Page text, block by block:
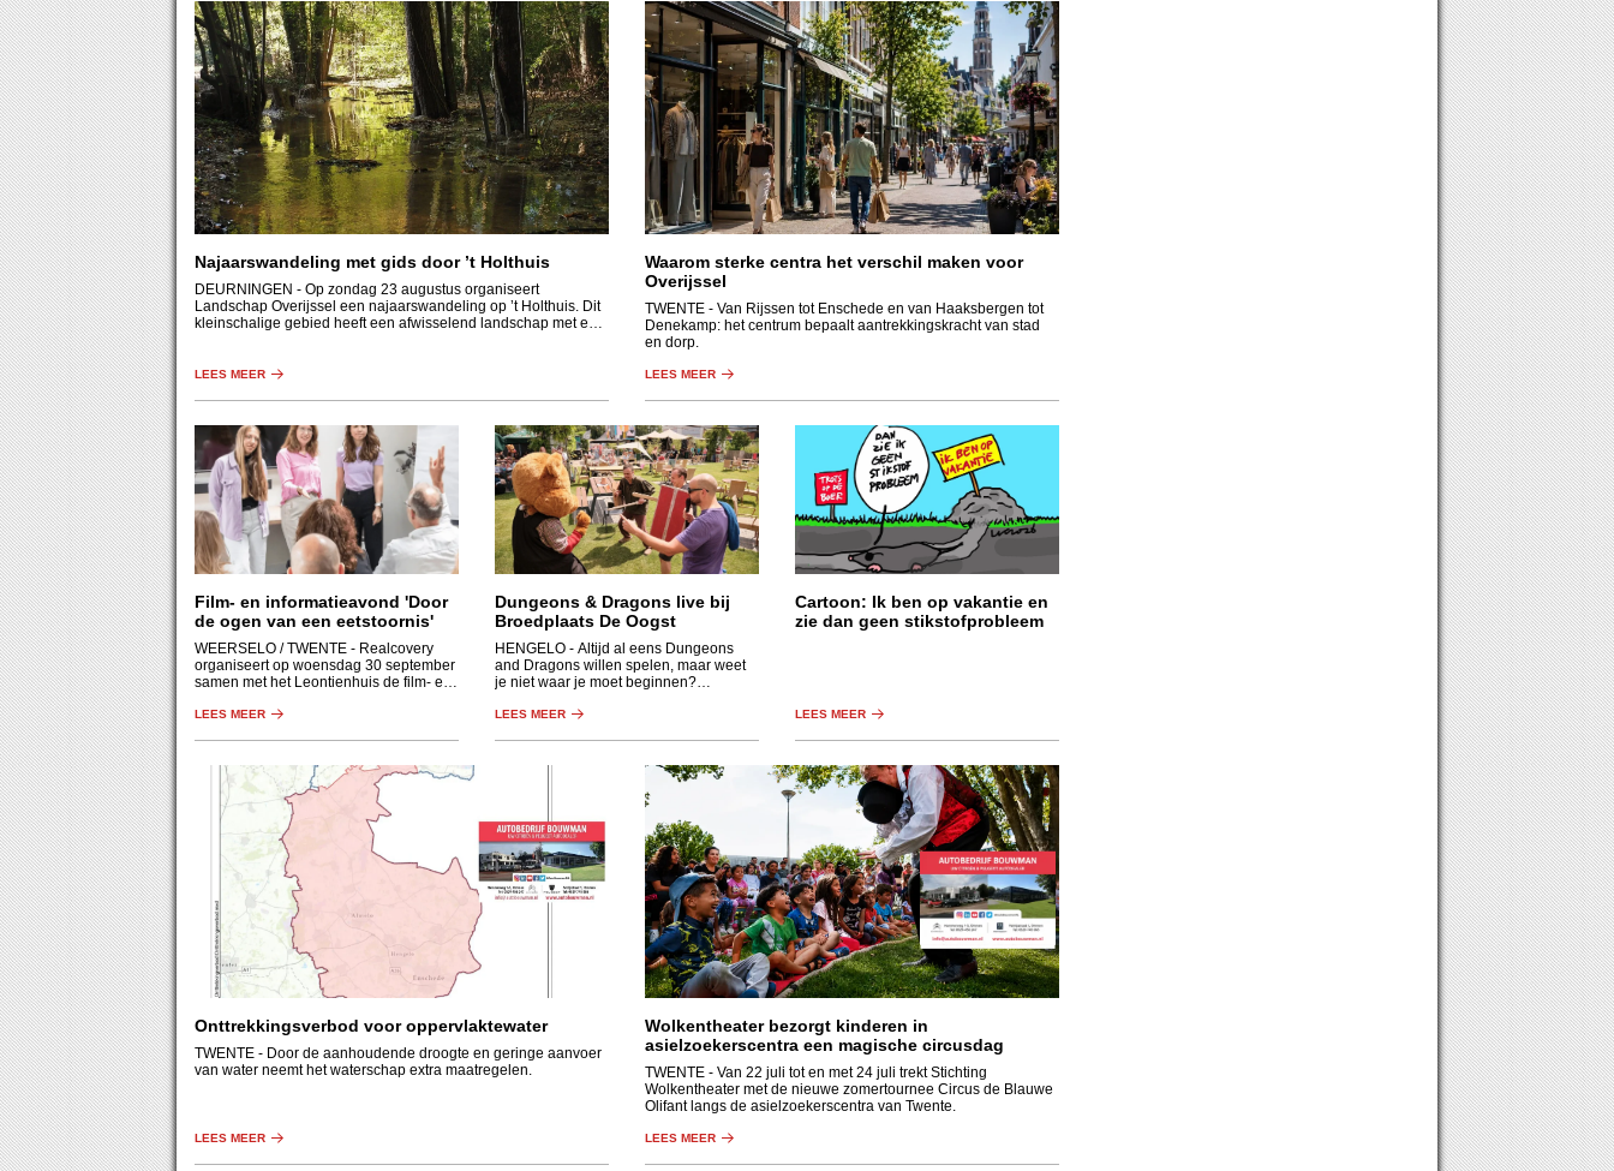
Najaarswandeling met gids door ’t Holthuis
DEURNINGEN - Op zondag 23 augustus organiseert
Landschap Overijssel een najaarswandeling op ’t Holthuis. Dit
kleinschalige gebied heeft een afwisselend landschap met een
LEES MEER
Waarom sterke centra het verschil maken voor
Overijssel
TWENTE - Van Rijssen tot Enschede en van Haaksbergen tot
Denekamp: het centrum bepaalt aantrekkingskracht van stad
en dorp.
LEES MEER
Film- en informatieavond 'Door
de ogen van een eetstoornis'
WEERSELO / TWENTE - Realcovery
organiseert op woensdag 30 september
samen met het Leontienhuis de film- en
iemand met een eetstoornis.
LEES MEER
Dungeons & Dragons live bij
Broedplaats De Oogst
HENGELO - Altijd al eens Dungeons
and Dragons willen spelen, maar weet
je niet waar je moet beginnen?
is er een nieuwe editie op Oogst.
LEES MEER
Cartoon: Ik ben op vakantie en
zie dan geen stikstofprobleem
LEES MEER
Onttrekkingsverbod voor oppervlaktewater
TWENTE - Door de aanhoudende droogte en geringe aanvoer
van water neemt het waterschap extra maatregelen.
LEES MEER
Wolkentheater bezorgt kinderen in
asielzoekerscentra een magische circusdag
TWENTE - Van 22 juli tot en met 24 juli trekt Stichting
Wolkentheater met de nieuwe zomertournee Circus de Blauwe
Olifant langs de asielzoekerscentra van Twente.
LEES MEER